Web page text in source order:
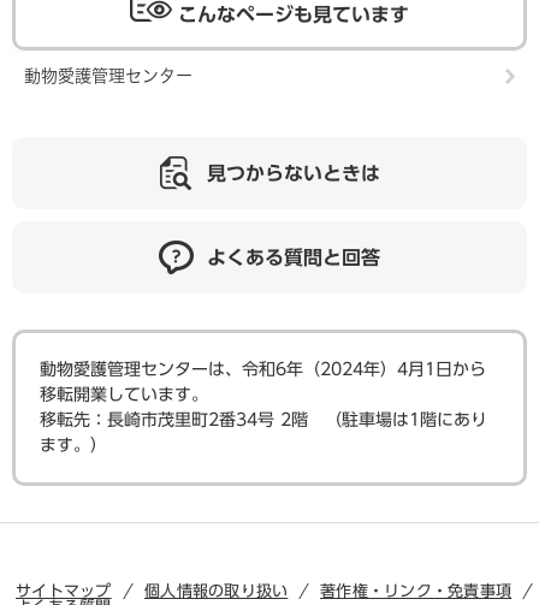
こんなページも見ています
動物愛護管理センター
見つからないときは
よくある質問と回答
動物愛護管理センターは、令和6年（2024年）4月1日から
移転開業しています。
​移転先：長崎市茂里町2番34号 2階 （駐車場は1階にあり
ます。）
サイトマップ 個人情報の取り扱い
著作権・リンク・免責事項